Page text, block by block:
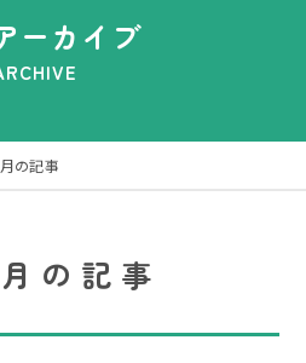
ーカイブ
の記事
の記事